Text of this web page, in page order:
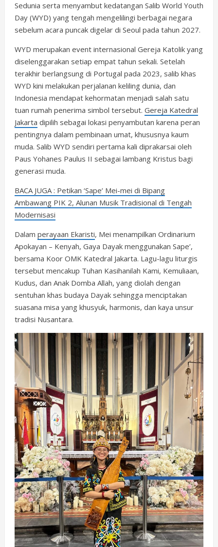
Sedunia serta menyambut kedatangan Salib World Youth
Day (WYD) yang tengah mengelilingi berbagai negara
sebelum acara puncak digelar di Seoul pada tahun 2027.
WYD merupakan event internasional Gereja Katolik yang
diselenggarakan setiap empat tahun sekali. Setelah
terakhir berlangsung di Portugal pada 2023, salib khas
WYD kini melakukan perjalanan keliling dunia, dan
Indonesia mendapat kehormatan menjadi salah satu
tuan rumah penerima simbol tersebut. Gereja Katedral
Jakarta dipilih sebagai lokasi penyambutan karena peran
pentingnya dalam pembinaan umat, khususnya kaum
muda. Salib WYD sendiri pertama kali diprakarsai oleh
Paus Yohanes Paulus II sebagai lambang Kristus bagi
generasi muda.
BACA JUGA : Petikan ‘Sape’ Mei-mei di Bipang
Ambawang PIK 2, Alunan Musik Tradisional di Tengah
Modernisasi
Dalam perayaan Ekaristi, Mei menampilkan Ordinarium
Apokayan – Kenyah, Gaya Dayak menggunakan Sape’,
bersama Koor OMK Katedral Jakarta. Lagu-lagu liturgis
tersebut mencakup Tuhan Kasihanilah Kami, Kemuliaan,
Kudus, dan Anak Domba Allah, yang diolah dengan
sentuhan khas budaya Dayak sehingga menciptakan
suasana misa yang khusyuk, harmonis, dan kaya unsur
tradisi Nusantara.